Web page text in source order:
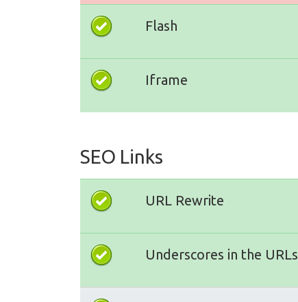
Flash
Iframe
SEO Links
URL Rewrite
Underscores in the URLs